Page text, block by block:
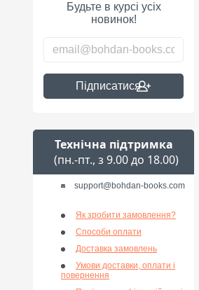
Будьте в курсі усіх
новинок!
Підписатися
Технічна підтримка
(пн.-пт., з 9.00 до 18.00)
support@bohdan-books.com
Як зробити замовлення?
Способи оплати
Доставка замовлень
Умови доставки, оплати і
повернення